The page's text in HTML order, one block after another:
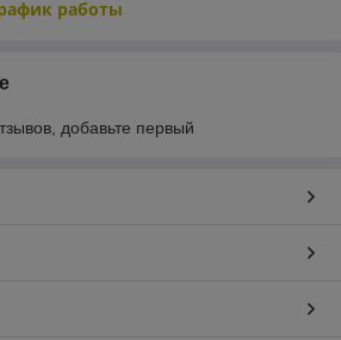
работы
добавьте первый